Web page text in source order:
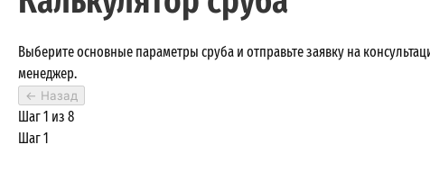
Выберите основные параметры сруба и отправьте заявку на
менеджер.
← Назад
Шаг 1 из 8
Шаг 1